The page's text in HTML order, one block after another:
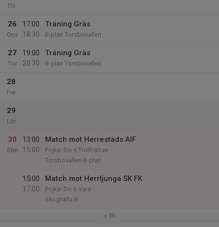
Tis
26
Ons
17:00
18:30
Träning Gräs
B-plan Torsbovallen
27
Tor
19:00
20:30
Träning Gräs
B-plan Torsbovallen
28
Fre
29
Lör
30
Sön
13:00
15:00
Match mot Herrestads AIF
Pojkar Div 6 Trollhättan
Torsbovallen B-plan
15:00
17:00
Match mot Herrljunga SK FK
Pojkar Div 6 Vara
Skoghälla B
v.36